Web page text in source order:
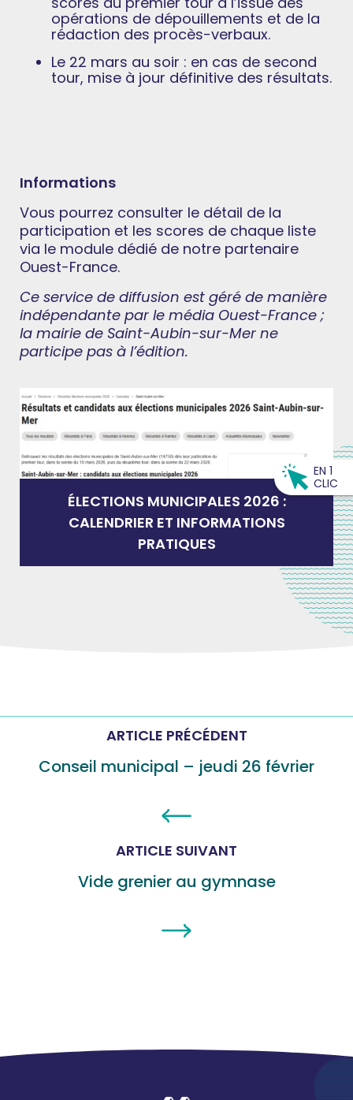
opérations de dépouillements et de la
rédaction des procès-verbaux.
Le 22 mars au soir : en cas de second
tour, mise à jour définitive des résultats.
Informations
Vous pourrez consulter le détail de la
participation et les scores de chaque liste
via le module dédié de notre partenaire
Ouest-France.
Ce service de diffusion est géré de manière
indépendante par le média Ouest-France ;
la mairie de Saint-Aubin-sur-Mer ne
participe pas à l’édition.
ÉLECTIONS MUNICIPALES 2026 :
CALENDRIER ET INFORMATIONS
PRATIQUES
ARTICLE PRÉCÉDENT
Conseil municipal – jeudi 26 février
ARTICLE SUIVANT
Vide grenier au gymnase
EN 1
CLIC